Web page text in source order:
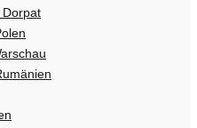
Dorpat